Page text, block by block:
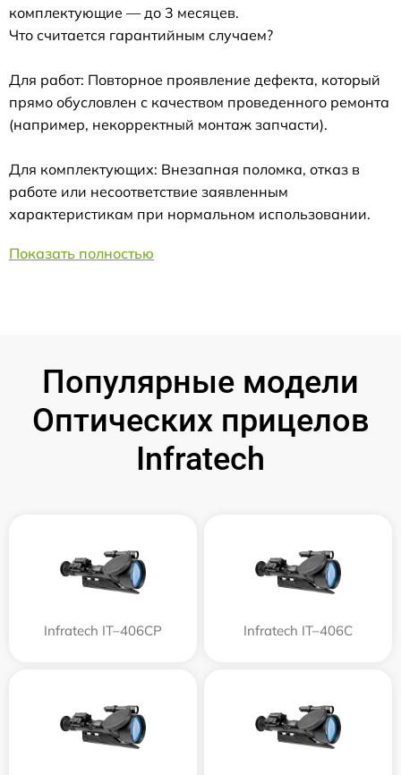
комплектующие — до 3 месяцев.
Что считается гарантийным случаем?
Для работ: Повторное проявление дефекта, который
прямо обусловлен с качеством проведенного ремонта
(например, некорректный монтаж запчасти).
Для комплектующих: Внезапная поломка, отказ в
работе или несоответствие заявленным
характеристикам при нормальном использовании.
Показать полностью
Популярные модели
Оптических прицелов
Infratech
Infratech IT–406СP Infratech IT–406С